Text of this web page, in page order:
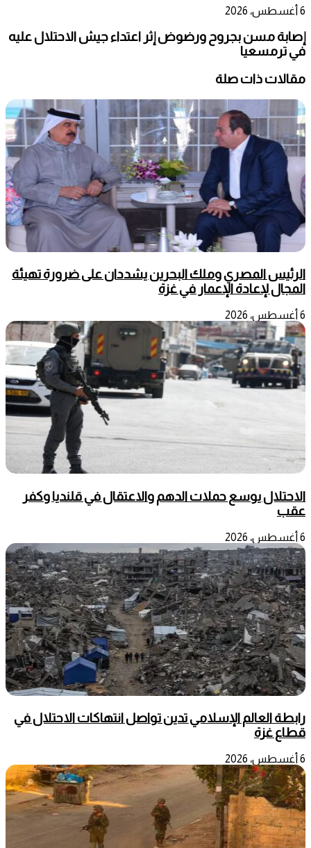
6 أغسطس، 2026
إصابة مسن بجروح ورضوض إثر اعتداء جيش الاحتلال عليه
في ترمسعيا
مقالات ذات صلة
الرئيس المصري وملك البحرين يشددان على ضرورة تهيئة
المجال لإعادة الإعمار في غزة
6 أغسطس، 2026
الاحتلال يوسع حملات الدهم والاعتقال في قلنديا وكفر
عقب
6 أغسطس، 2026
رابطة العالم الإسلامي تدين تواصل انتهاكات الاحتلال في
قطاع غزة
6 أغسطس، 2026